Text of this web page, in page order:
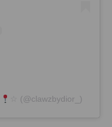
☆ (@clawzbydior_)